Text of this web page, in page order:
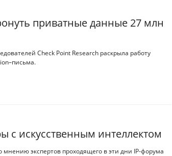
приватные данные 27 млн
Check Point Research раскрыла работу
искусственным интеллектом
экспертов проходящего в эти дни IP-форума